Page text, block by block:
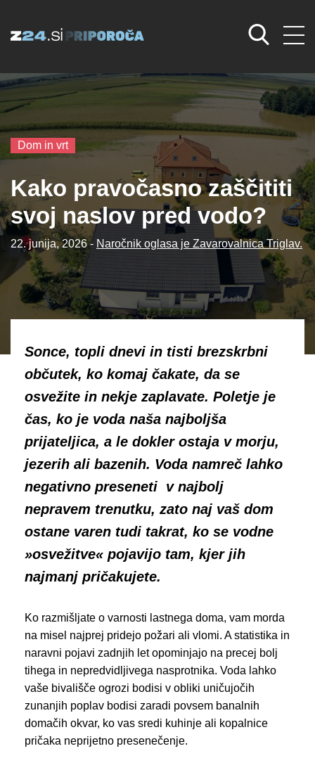
Dom in vrt
Kako pravočasno zaščititi
svoj naslov pred vodo?
22. junija, 2026 - Naročnik oglasa je Zavarovalnica Triglav.
Sonce, topli dnevi in tisti brezskrbni
občutek, ko komaj čakate, da se
osvežite in nekje zaplavate. Poletje je
čas, ko je voda naša najboljša
prijateljica, a le dokler ostaja v morju,
jezerih ali bazenih. Voda namreč lahko
negativno preseneti v najbolj
nepravem trenutku, zato naj vaš dom
ostane varen tudi takrat, ko se vodne
»osvežitve« pojavijo tam, kjer jih
najmanj pričakujete.
Ko razmišljate o varnosti lastnega doma, vam morda
na misel najprej pridejo požari ali vlomi. A statistika in
naravni pojavi zadnjih let opominjajo na precej bolj
tihega in nepredvidljivega nasprotnika. Voda lahko
vaše bivališče ogrozi bodisi v obliki uničujočih
zunanjih poplav bodisi zaradi povsem banalnih
domačih okvar, ko vas sredi kuhinje ali kopalnice
pričaka neprijetno presenečenje.